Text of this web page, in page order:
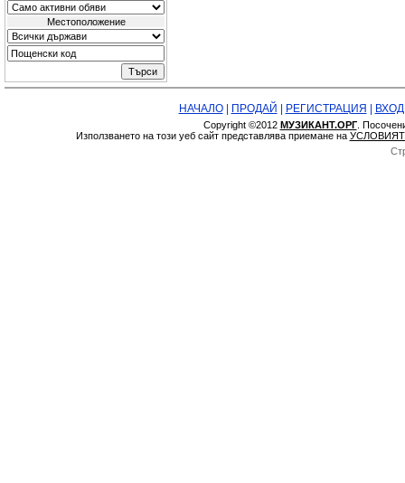
Местоположение
НАЧАЛО| ПРОДАЙ РЕГИСТРАЦИЯ ВХОД
Copyright ©2012 МУЗИКАНТ.ОРГ.
Използването на този уеб сайт представлява приемане на